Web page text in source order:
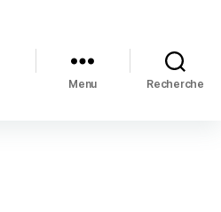
Menu Recherche